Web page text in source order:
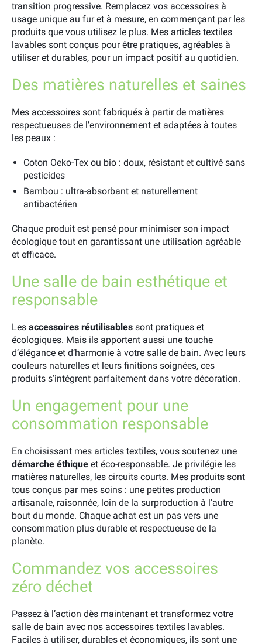
transition progressive. Remplacez vos accessoires à
usage unique au fur et à mesure, en commençant par les
produits que vous utilisez le plus. Mes articles textiles
lavables sont conçus pour être pratiques, agréables à
utiliser et durables, pour un impact positif au quotidien.
Des matières naturelles et saines
Mes accessoires sont fabriqués à partir de matières
respectueuses de l’environnement et adaptées à toutes
les peaux :
Coton Oeko-Tex ou bio : doux, résistant et cultivé sans
pesticides
Bambou : ultra-absorbant et naturellement
antibactérien
Chaque produit est pensé pour minimiser son impact
écologique tout en garantissant une utilisation agréable
et efficace.
Une salle de bain esthétique et
responsable
Les accessoires réutilisables sont pratiques et
écologiques. Mais ils apportent aussi une touche
d’élégance et d’harmonie à votre salle de bain. Avec leurs
couleurs naturelles et leurs finitions soignées, ces
produits s’intègrent parfaitement dans votre décoration.
Un engagement pour une
consommation responsable
En choisissant mes articles textiles, vous soutenez une
démarche éthique et éco-responsable. Je privilégie les
matières naturelles, les circuits courts. Mes produits sont
tous conçus par mes soins : une petites production
artisanale, raisonnée, loin de la surproduction à l'autre
bout du monde. Chaque achat est un pas vers une
consommation plus durable et respectueuse de la
planète.
Commandez vos accessoires
zéro déchet
Passez à l’action dès maintenant et transformez votre
salle de bain avec nos accessoires textiles lavables.
Faciles à utiliser, durables et économiques, ils sont une